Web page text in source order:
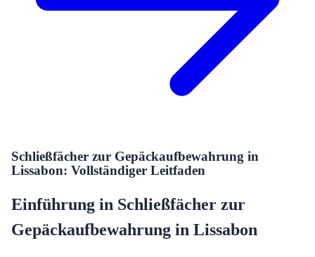
Schließfächer zur Gepäckaufbewahrung in
Lissabon: Vollständiger Leitfaden
Einführung in Schließfächer zur
Gepäckaufbewahrung in Lissabon